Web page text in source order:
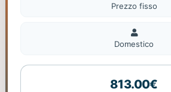
Prezzo fisso
Domestico
Domestico
813.00€